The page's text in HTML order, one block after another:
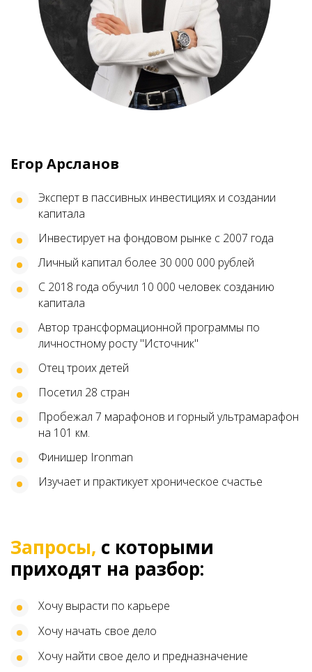
Егор Арсланов
Эксперт в пассивных инвестициях и создании
капитала
Инвестирует на фондовом рынке с 2007 года
Личный капитал более 30 000 000 рублей
С 2018 года обучил 10 000 человек созданию
капитала
Автор трансформационной программы по
личностному росту "Источник"
Отец троих детей
Посетил 28 стран
Пробежал 7 марафонов и горный ультрамарафон
на 101 км.
Финишер Ironman
Изучает и практикует хроническое счастье
Запросы, с которыми
приходят на разбор:
Хочу вырасти по карьере
Хочу начать свое дело
Хочу найти свое дело и предназначение